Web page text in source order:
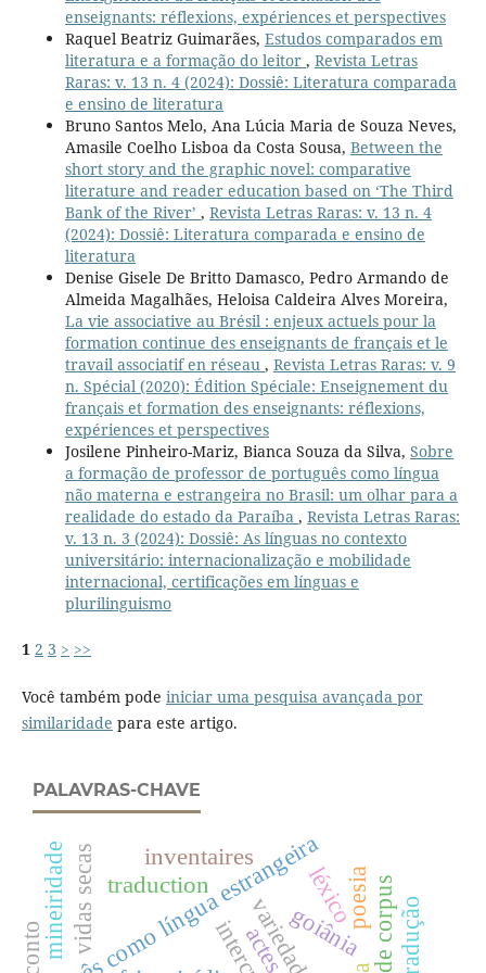
enseignants: réflexions, expériences et perspectives
Raquel Beatriz Guimarães, Estudos comparados em
literatura e a formação do leitor , Revista Letras
Raras: v. 13 n. 4 (2024): Dossiê: Literatura comparada
e ensino de literatura
Bruno Santos Melo, Ana Lúcia Maria de Souza Neves,
Amasile Coelho Lisboa da Costa Sousa, Between the
short story and the graphic novel: comparative
literature and reader education based on ‘The Third
Bank of the River’ , Revista Letras Raras: v. 13 n. 4
(2024): Dossiê: Literatura comparada e ensino de
literatura
Denise Gisele De Britto Damasco, Pedro Armando de
Almeida Magalhães, Heloisa Caldeira Alves Moreira,
La vie associative au Brésil : enjeux actuels pour la
formation continue des enseignants de français et le
travail associatif en réseau , Revista Letras Raras: v. 9
n. Spécial (2020): Édition Spéciale: Enseignement du
français et formation des enseignants: réflexions,
expériences et perspectives
Josilene Pinheiro-Mariz, Bianca Souza da Silva, Sobre
a formação de professor de português como língua
não materna e estrangeira no Brasil: um olhar para a
realidade do estado da Paraíba , Revista Letras Raras:
v. 13 n. 3 (2024): Dossiê: As línguas no contexto
universitário: internacionalização e mobilidade
internacional, certificações em línguas e
plurilinguismo
1 2 3 > >>
Você também pode iniciar uma pesquisa avançada por
similaridade para este artigo.
PALAVRAS-CHAVE
francês como língua estrangeiragoiânia
vidas secas inventaires
traduction léxicopoesia
mineiridade
conto actes